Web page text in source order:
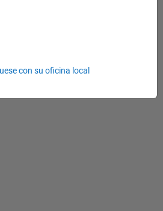
con su oficina local